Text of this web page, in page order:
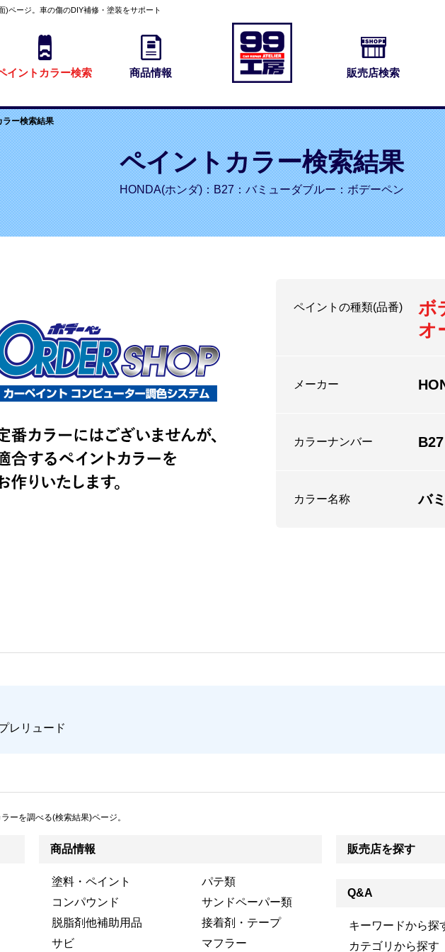
)ページ。車の傷のDIY補修・塗装をサポート
イントカラー検索 商品情報 販売店検索
ラー検索結果
ペイントカラー検索結果
HONDA(ホンダ)：B27：バミューダブルー：ボデーペン
ペイントの種類(品番)
ボ
オ
メーカー
カラーナンバー B27
カラー名称 バ
レリュード
ーを調べる(検索結果)ページ。
商品情報
塗料・ペイント
パテ類
コンパウンド
サンドペーパー類
脱脂剤他補助用品
接着剤・テープ
サビ
マフラー
販売店を探す
Q&A
キーワードから探
カテゴリから探す